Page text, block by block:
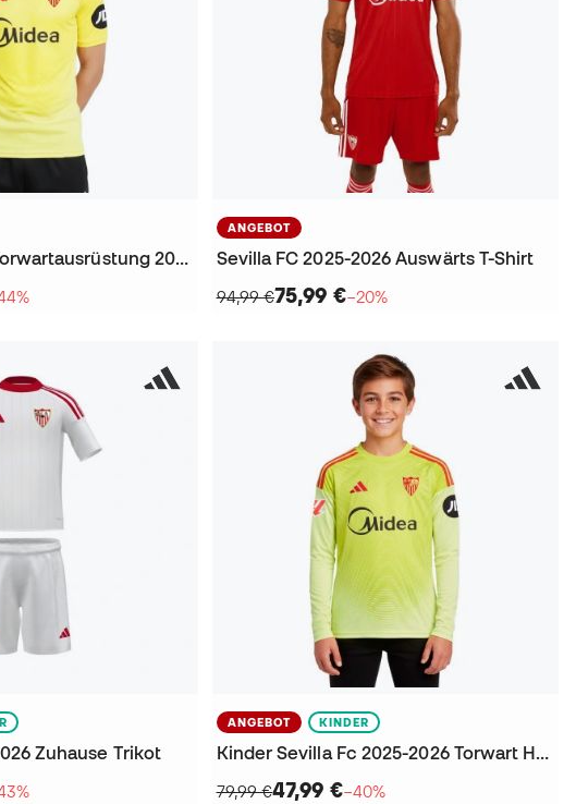
Sevilla Fc Heim Torwartausrüstung 2025-2026 T-Shirt
ANGEBOT
Sevilla FC 2025-2026 Auswärts T-Shirt
94,99 €75,99 €−20%
Zuhause Trikot
ANGEBOT KINDER
Kinder Sevilla Fc 2025-2026 Torwart Heim T-Shirt
79,99 €47,99 €−40%